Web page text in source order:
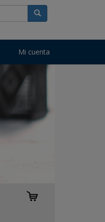
Mi cuenta